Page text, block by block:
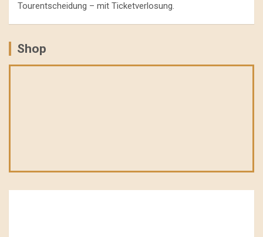
Tourentscheidung – mit Ticketverlosung.
Shop